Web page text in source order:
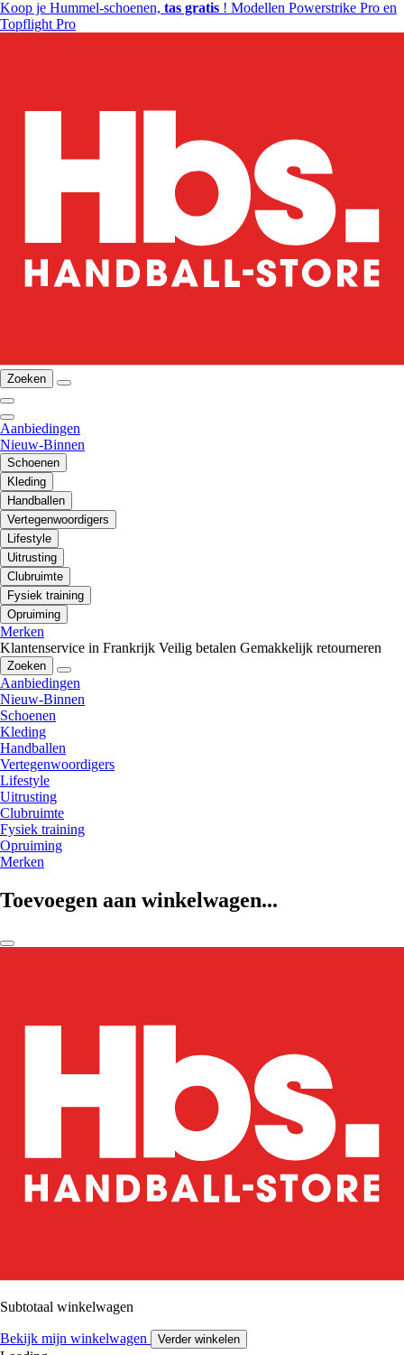
Koop je Hummel-schoenen, tas gratis ! Modellen Powerstrike Pro en
Topflight Pro
Zoeken
Aanbiedingen
Nieuw-Binnen
Schoenen
Kleding
Handballen
Vertegenwoordigers
Lifestyle
Uitrusting
Clubruimte
Fysiek training
Opruiming
Merken
Klantenservice in Frankrijk Veilig betalen Gemakkelijk retourneren
Zoeken
Aanbiedingen
Nieuw-Binnen
Schoenen
Kleding
Handballen
Vertegenwoordigers
Lifestyle
Uitrusting
Clubruimte
Fysiek training
Opruiming
Merken
Toevoegen aan winkelwagen...
Subtotaal winkelwagen
Bekijk mijn winkelwagen Verder winkelen